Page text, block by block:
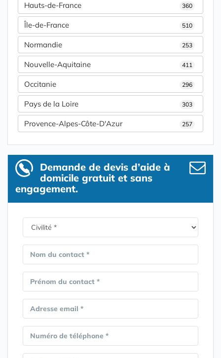
Hauts-de-France 360
Île-de-France 510
Normandie 253
Nouvelle-Aquitaine 411
Occitanie 296
Pays de la Loire 303
Provence-Alpes-Côte-D'Azur 257
Demande de devis d’aide à
domicile gratuit et sans
engagement.
Nom du contact *
Prénom du contact *
Adresse email *
Numéro de téléphone *